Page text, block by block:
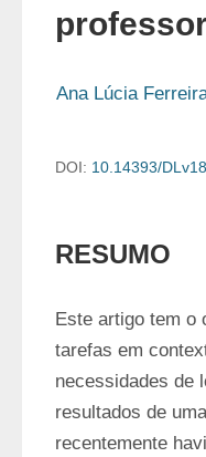
Ana Lúcia
DOI: 10.14393/
RESUMO
Este artigo tem o
tarefas em
necessidades de
resultados de
recentemente